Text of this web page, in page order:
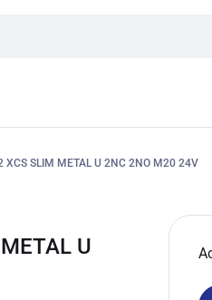
XCS SLIM METAL U 2NC 2NO M20 24V
U